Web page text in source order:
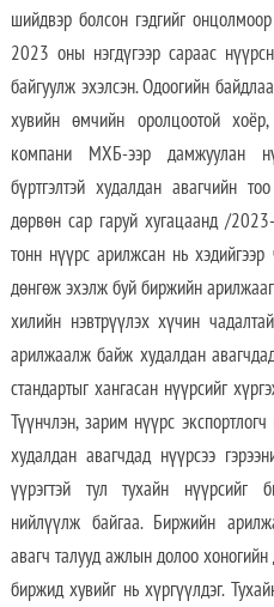
шийдвэр болсон гэдгийг
2023 оны нэгдүгээр сараас
байгуулж эхэлсэн. Одоогийн
хувийн өмчийн оролцоотой
компани МХБ-ээр дамжуулан
бүртгэлтэй худалдан авагчийн
дөрвөн сар гаруй хугацаанд /
тонн нүүрс арилжсан нь
дөнгөж эхэлж буй биржийн
хилийн нэвтрүүлэх хүчин
арилжаалж байж худалдан
стандартыг хангасан нүүрсийг
Түүнчлэн, зарим нүүрс
худалдан авагчдад нүүрсээ
үүрэгтэй тул тухайн нүүрсийг
нийлүүлж байгаа. Биржийн
авагч талууд ажлын долоо хоногийн
биржид хувийг нь хүргүүлдэг.